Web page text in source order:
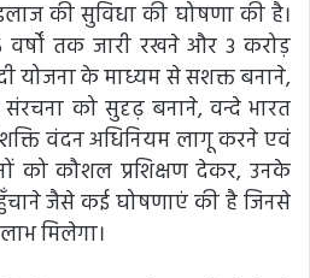
की सुविधा की घोषणा की है।
तक जारी रखने और 3 करोड़
योजना के माध्यम से सशक्त बनाने,
संरचना को सुदृढ़ बनाने, वन्दे भारत
वंदन अधिनियम लागू करने एवं
को कौशल प्रशिक्षण देकर, उनके
जैसे कई घोषणाएं की है जिनसे
मिलेगा।